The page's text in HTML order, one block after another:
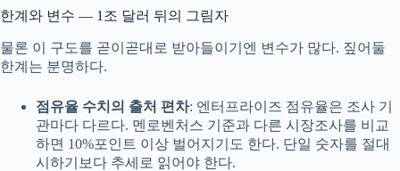
한계와 변수 — 1조 달러 뒤의 그림자
물론 이 구도를 곧이곧대로 받아들이기엔 변수가 많다. 짚어둘
한계는 분명하다.
점유율 수치의 출처 편차: 엔터프라이즈 점유율은 조사 기
관마다 다르다. 멘로벤처스 기준과 다른 시장조사를 비교
하면 10%포인트 이상 벌어지기도 한다. 단일 숫자를 절대
시하기보다 추세로 읽어야 한다.